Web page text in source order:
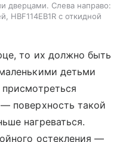
дверцами. Слева направо:
HBF114EB1R с откидной
то их должно быть
детьми
поверхность такой
нагреваться.
остекления —